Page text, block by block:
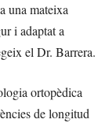
una mateixa
i adaptat a
el Dr. Barrera.
ortopèdica
de longitud